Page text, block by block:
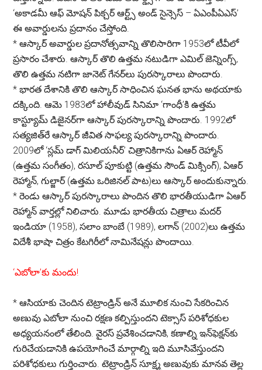
‘అకాడమీ ఆఫ్ మోషన్ పిక్చర్ ఆర్ట్స్ అండ్ సైన్సెస్ – ఏఎంపీఏఎస్’
ఈ అవార్డులను ప్రదానం చేస్తోంది.
* ఆస్కార్ అవార్డుల ప్రదానోత్సవాన్ని తొలిసారిగా 1953లో టీవీలో
ప్రసారం చేశారు. ఆస్కార్ తొలి ఉత్తమ నటుడిగా ఎమిల్ జెన్నింగ్స్,
తొలి ఉత్తమ నటిగా జానెట్ గేనర్‌లు పురస్కారాలు పొందారు.
* భారత దేశానికి తొలి ఆస్కార్ సాధించిన ఘనత భాను అథయాకు
దక్కింది. ఆమె 1983లో హాలీవుడ్ సినిమా ‘గాంధీ’కి ఉత్తమ
కాస్ట్యూమ్ డిజైనర్‌గా ఆస్కార్ పురస్కారాన్ని పొందారు. 1992లో
సత్యజిత్‌రే ఆస్కార్ జీవిత సాఫల్య పురస్కారాన్ని పొందారు.
2009లో ‘స్లమ్ డాగ్ మిలియనీర్’ చిత్రానికిగాను ఏఆర్ రెహ్మాన్
(ఉత్తమ సంగీతం), రసూల్ పూకుట్టి (ఉత్తమ సౌండ్ మిక్సింగ్), ఏఆర్
రెహ్మాన్, గుల్జార్ (ఉత్తమ ఒరిజినల్ పాట)లు ఆస్కార్ అందుకున్నారు.
* రెండు ఆస్కార్ పురస్కారాలు పొందిన తొలి భారతీయుడిగా ఏఆర్
రెహ్మాన్ వార్తల్లో నిలిచారు. మూడు భారతీయ చిత్రాలు మదర్
ఇండియా (1958), సలాం బాంబే (1989), లగాన్ (2002)లు ఉత్తమ
విదేశీ భాషా చిత్రం కేటగిరీలో నామినేషన్లు పొందాయి.
‘ఎబోలా’కు మందు!
* ఆసియాకు చెందిన టెట్రాండ్రిన్ అనే మూలిక నుంచి సేకరించిన
అణువు ఎబోలా నుంచి రక్షణ కల్పిస్తుందని టెక్సాస్ పరిశోధకుల
అధ్యయనంలో తేలింది. వైరస్ ప్రవేశించడానికి, కణాల్ని ఇన్‌ఫెక్షన్‌కు
గురిచేయడానికి ఉపయోగించే మార్గాల్ని ఇది మూసివేస్తుందని
పరిశోధకులు గుర్తించారు. టెట్రాండ్రిన్ సూక్ష్మ అణువుకు మానవ తెల్ల